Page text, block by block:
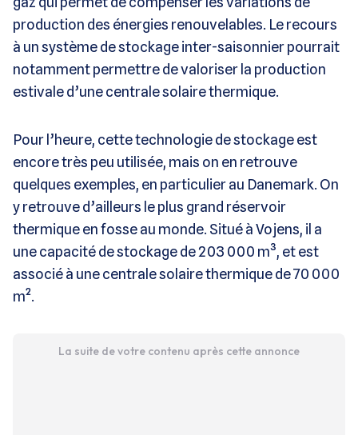
production des énergies renouvelables. Le recours
à un système de stockage inter-saisonnier pourrait
notamment permettre de valoriser la production
estivale d’une centrale solaire thermique.
Pour l’heure, cette technologie de stockage est
encore très peu utilisée, mais on en retrouve
quelques exemples, en particulier au Danemark. On
y retrouve d’ailleurs le plus grand réservoir
thermique en fosse au monde. Situé à Vojens, il a
une capacité de stockage de 203 000 m³, et est
associé à une centrale solaire thermique de 70 000
m².
La suite de votre contenu après cette annonce